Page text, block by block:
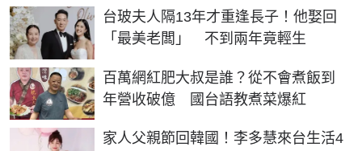
台玻夫人隔13年才重逢長子！他娶回
「最美老闆」 不到兩年竟輕生
百萬網紅肥大叔是誰？從不會煮飯到
年營收破億 國台語教煮菜爆紅
家人父親節回韓國！李多慧來台生活4